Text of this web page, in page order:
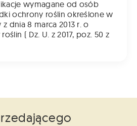
wymagane od osób
ochrony roślin określone w
dnia 8 marca 2013 r. o
( Dz. U. z 2017, poz. 50 z